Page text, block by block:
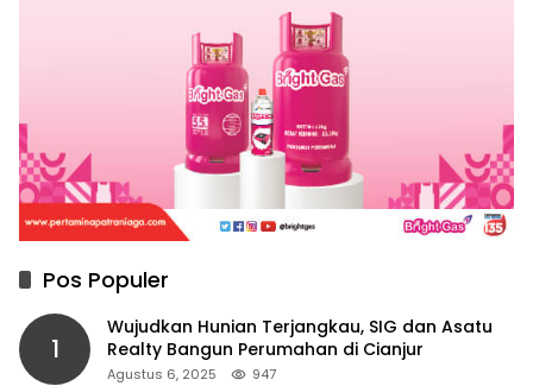
Pos Populer
1
Wujudkan Hunian Terjangkau, SIG dan Asatu
Realty Bangun Perumahan di Cianjur
Agustus 6, 2025 947